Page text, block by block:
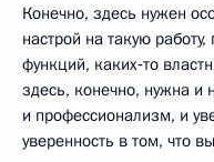
Конечно, здесь нужен
настрой на такую
функций, каких‑то
здесь, конечно, нужна и
и профессионализм, и
уверенность в том, что